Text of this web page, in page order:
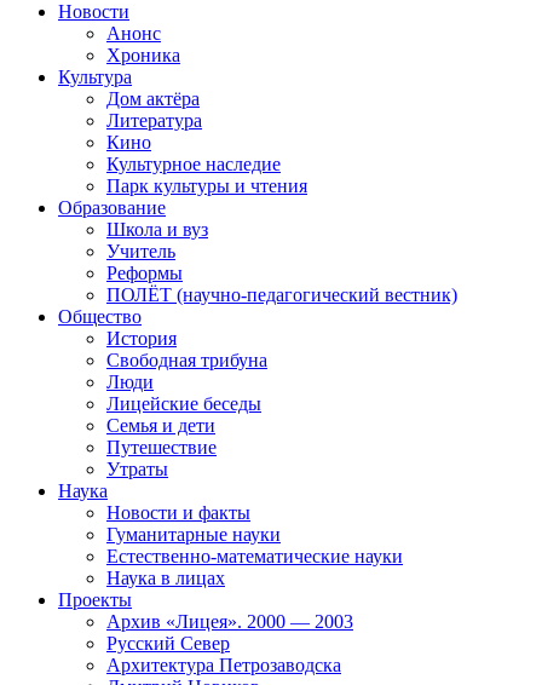
Новости
Анонс
Хроника
Культура
Дом актёра
Литература
Кино
Культурное наследие
Парк культуры и чтения
Образование
Школа и вуз
Учитель
Реформы
ПОЛЁТ (научно-педагогический вестник)
Общество
История
Свободная трибуна
Люди
Лицейские беседы
Семья и дети
Путешествие
Утраты
Наука
Новости и факты
Гуманитарные науки
Естественно-математические науки
Наука в лицах
Проекты
Архив «Лицея». 2000 — 2003
Русский Север
Архитектура Петрозаводска